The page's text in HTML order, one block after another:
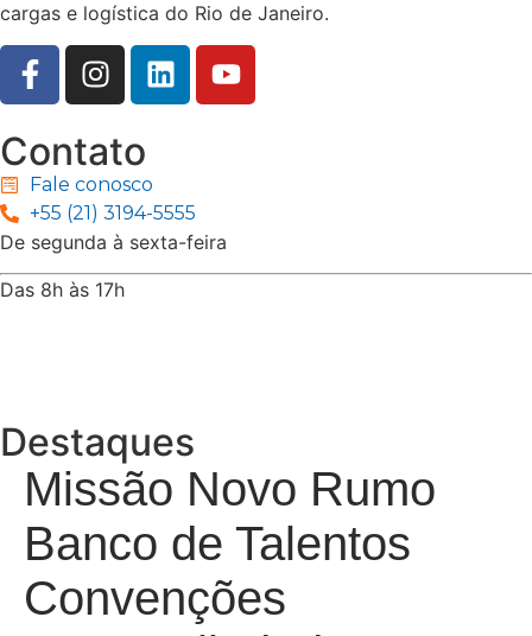
cargas e logística do Rio de Janeiro.
Contato
Fale conosco
+55 (21) 3194-5555
De segunda à sexta-feira
Das 8h às 17h
Destaques
Missão Novo Rumo
Banco de Talentos
Convenções